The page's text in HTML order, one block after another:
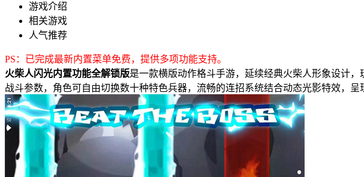
游戏介绍
相关游戏
人气推荐
PS：已完成最新内置菜单免费，提供多项功能支持。
火柴人闪光内置功能全解锁版是一款横版动作格斗手游，延续经典火柴人形象设计
战斗参数，角色可自由切换数十种特色兵器，流畅的连招系统结合动态光影特效，